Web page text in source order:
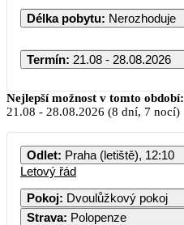
Délka pobytu: Nerozhoduje
Termín: 21.08 - 28.08.2026
Nejlepší možnost v tomto období:
21.08 - 28.08.2026 (8 dní, 7 nocí)
Odlet: Praha (letiště), 12:10
Letový řád
Pokoj: Dvoulůžkový pokoj
Strava: Polopenze